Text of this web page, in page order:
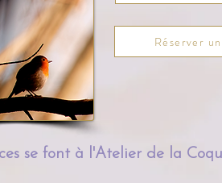
à distance, ou à mon
Réserver
se font à l'Atelier de la